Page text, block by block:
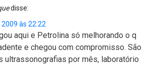
disse:
às 22:22
aqui e Petrolina só melhorando o q
e chegou com compromisso. São
ultrassonografias por mês, laboratório